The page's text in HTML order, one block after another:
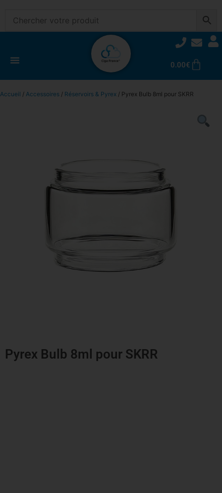
0.00€
Accueil / Accessoires / Réservoirs & Pyrex / Pyrex Bulb 8ml pour SKRR
Pyrex Bulb 8ml pour SKRR